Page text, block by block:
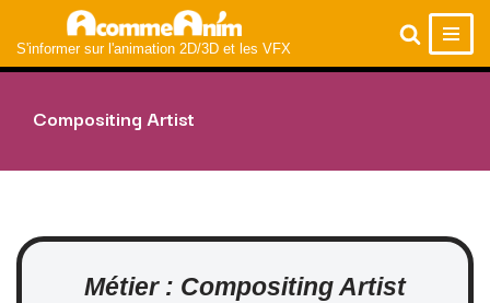
Aller
contenu
S'informer sur l'animation 2D/3D et les VFX
Compositing Artist
Métier : Compositing Artist